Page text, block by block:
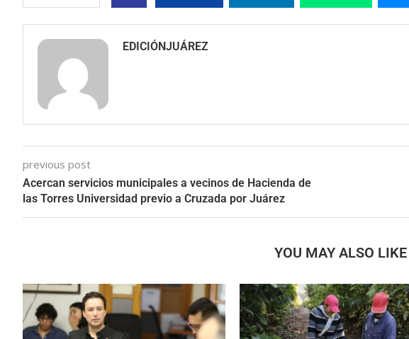
EDICIÓNJUÁREZ
previous post
Acercan servicios municipales a vecinos de Hacienda de
las Torres Universidad previo a Cruzada por Juárez
YOU MAY ALSO LIKE